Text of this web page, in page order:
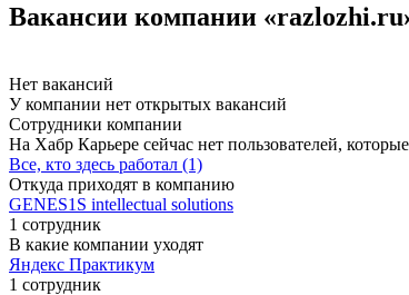
Вакансии компании
Нет вакансий
У компании нет открытых вакансий
Сотрудники компании
На Хабр Карьере сейчас нет пользователей,
Все, кто здесь работал (1)
Откуда приходят в компанию
GENES1S intellectual solutions
1 сотрудник
В какие компании уходят
Яндекс Практикум
1 сотрудник